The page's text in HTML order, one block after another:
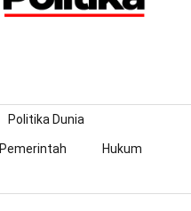
Politika Dunia
Pemerintah Hukum